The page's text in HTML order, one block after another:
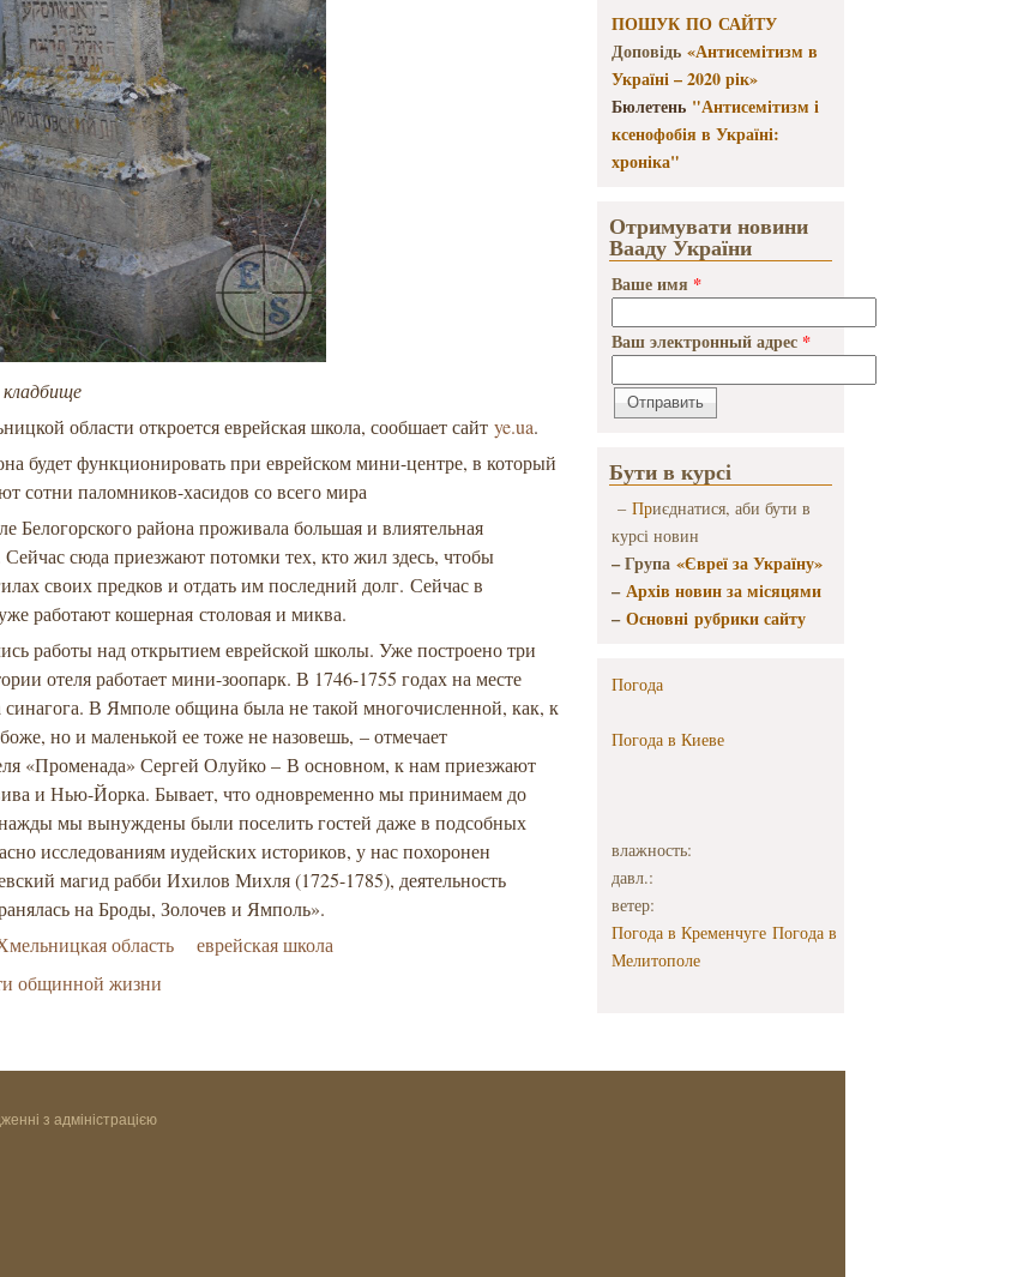
области откроется еврейская школа, сообшает сайтye.ua.
будет функционировать при еврейском мини-центре, в который
сотни паломников-хасидов со всего мира
района проживала большая и влиятельная
сюда приезжают потомки тех, кто жил здесь, чтобы
своих предков и отдать им последний долг.Сейчас в
работают кошерная столовая и миква.
работы над открытием еврейской школы. Уже построено три
отеля работает мини-зоопарк. В 1746-1755 годах на месте
синагога. В Ямполе община была не такой многочисленной, как, к
но и маленькой ее тоже не назовешь, – отмечает
«Променада» Сергей Олуйко – В основном, к нам приезжают
и Нью-Йорка. Бывает, что одновременно мы принимаем до
мы вынуждены были поселить гостей даже в подсобных
исследованиям иудейских историков, у нас похоронен
мaгид рабби Ихилов Михля (1725-1785), деятельность
на Броды, Золочев и Ямполь».
область еврейская школа
общинной жизни
ПОШУК ПО САЙТУ
Доповідь «Антисемітизм в
Україні – 2020 рік»
Бюлетень "Антисемітизм і
ксенофобія в Україні:
хроніка"
Отримувати новини
Вааду України
Ваше имя *
Ваш электронный адрес *
Бути в курсі
– Приєднатися, аби бути в
курсі новин
– Група «Євреї за Україну»
–Архів новин за місяцями
–Основні рубрики сайту
Погода
Погода в Киеве
влажность:
давл.:
ветер:
Погода в Кременчуге Погода в
Мелитополе
з адміністрацією